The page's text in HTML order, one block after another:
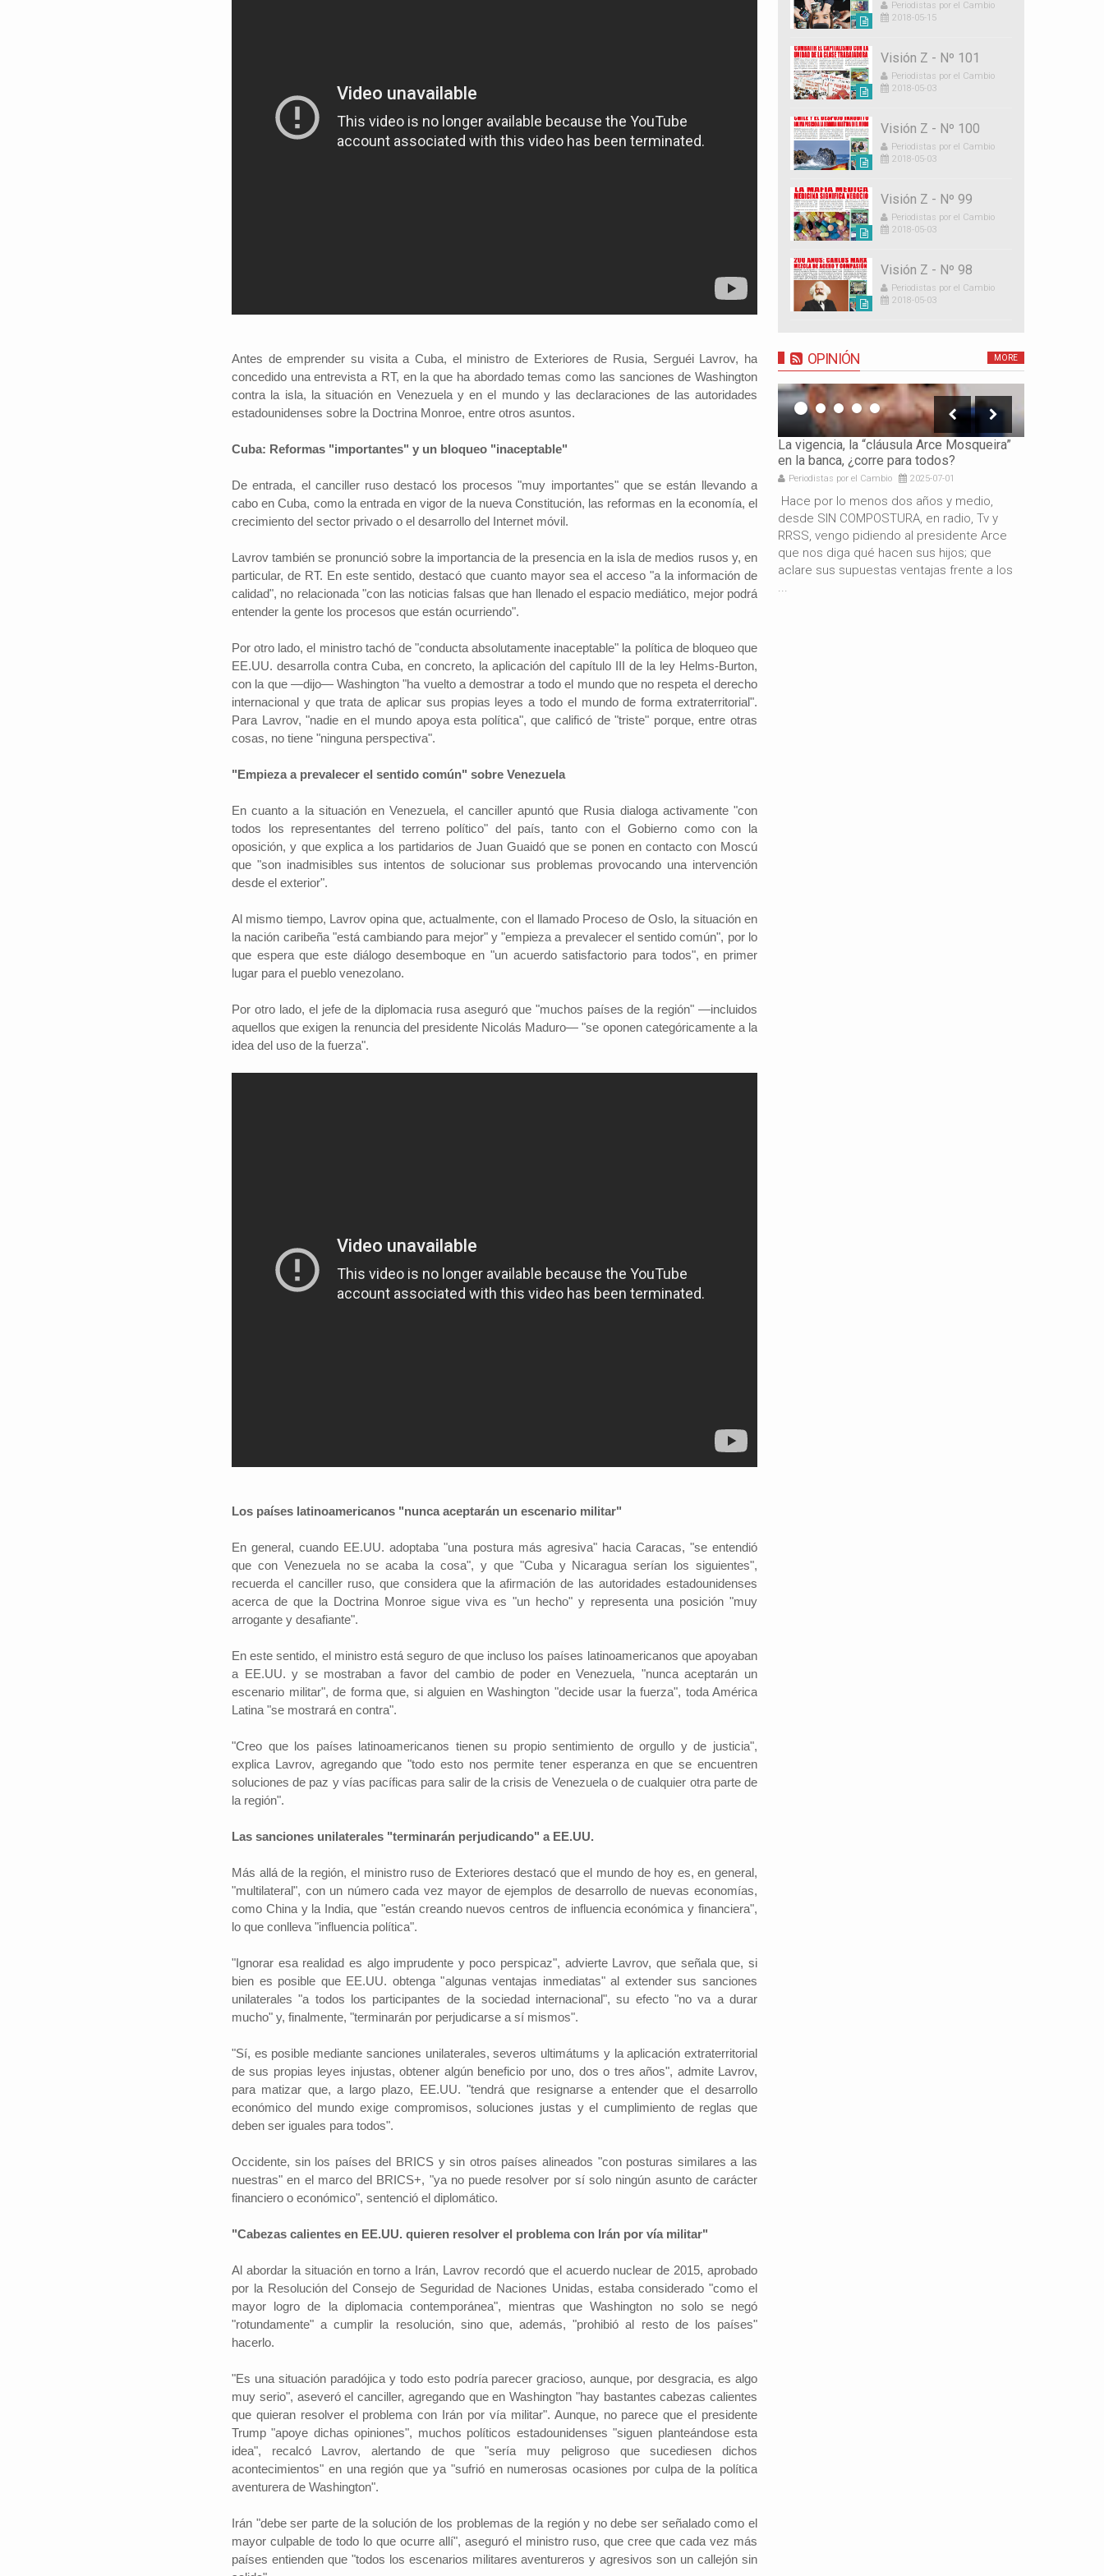
Antes de emprender su visita a Cuba, el ministro de Exteriores de Rusia, Serguéi Lavrov, ha
concedido una entrevista a RT, en la que ha abordado temas como las sanciones de Washington
contra la isla, la situación en Venezuela y en el mundo y las declaraciones de las autoridades
estadounidenses sobre la Doctrina Monroe, entre otros asuntos.
Cuba: Reformas "importantes" y un bloqueo "inaceptable"
De entrada, el canciller ruso destacó los procesos "muy importantes" que se están llevando a
cabo en Cuba, como la entrada en vigor de la nueva Constitución, las reformas en la economía, el
crecimiento del sector privado o el desarrollo del Internet móvil.
Lavrov también se pronunció sobre la importancia de la presencia en la isla de medios rusos y, en
particular, de RT. En este sentido, destacó que cuanto mayor sea el acceso "a la información de
calidad", no relacionada "con las noticias falsas que han llenado el espacio mediático, mejor podrá
entender la gente los procesos que están ocurriendo".
Por otro lado, el ministro tachó de "conducta absolutamente inaceptable" la política de bloqueo que
EE.UU. desarrolla contra Cuba, en concreto, la aplicación del capítulo III de la ley Helms-Burton,
con la que —dijo— Washington "ha vuelto a demostrar a todo el mundo que no respeta el derecho
internacional y que trata de aplicar sus propias leyes a todo el mundo de forma extraterritorial".
Para Lavrov, "nadie en el mundo apoya esta política", que calificó de "triste" porque, entre otras
cosas, no tiene "ninguna perspectiva".
"Empieza a prevalecer el sentido común" sobre Venezuela
En cuanto a la situación en Venezuela, el canciller apuntó que Rusia dialoga activamente "con
todos los representantes del terreno político" del país, tanto con el Gobierno como con la
oposición, y que explica a los partidarios de Juan Guaidó que se ponen en contacto con Moscú
que "son inadmisibles sus intentos de solucionar sus problemas provocando una intervención
desde el exterior".
Al mismo tiempo, Lavrov opina que, actualmente, con el llamado Proceso de Oslo, la situación en
la nación caribeña "está cambiando para mejor" y "empieza a prevalecer el sentido común", por lo
que espera que este diálogo desemboque en "un acuerdo satisfactorio para todos", en primer
lugar para el pueblo venezolano.
Por otro lado, el jefe de la diplomacia rusa aseguró que "muchos países de la región" —incluidos
aquellos que exigen la renuncia del presidente Nicolás Maduro— "se oponen categóricamente a la
idea del uso de la fuerza".
Los países latinoamericanos "nunca aceptarán un escenario militar"
En general, cuando EE.UU. adoptaba "una postura más agresiva" hacia Caracas, "se entendió
que con Venezuela no se acaba la cosa", y que "Cuba y Nicaragua serían los siguientes",
recuerda el canciller ruso, que considera que la afirmación de las autoridades estadounidenses
acerca de que la Doctrina Monroe sigue viva es "un hecho" y representa una posición "muy
arrogante y desafiante".
En este sentido, el ministro está seguro de que incluso los países latinoamericanos que apoyaban
a EE.UU. y se mostraban a favor del cambio de poder en Venezuela, "nunca aceptarán un
escenario militar", de forma que, si alguien en Washington "decide usar la fuerza", toda América
Latina "se mostrará en contra".
"Creo que los países latinoamericanos tienen su propio sentimiento de orgullo y de justicia",
explica Lavrov, agregando que "todo esto nos permite tener esperanza en que se encuentren
soluciones de paz y vías pacíficas para salir de la crisis de Venezuela o de cualquier otra parte de
la región".
Las sanciones unilaterales "terminarán perjudicando" a EE.UU.
Más allá de la región, el ministro ruso de Exteriores destacó que el mundo de hoy es, en general,
"multilateral", con un número cada vez mayor de ejemplos de desarrollo de nuevas economías,
como China y la India, que "están creando nuevos centros de influencia económica y financiera",
lo que conlleva "influencia política".
"Ignorar esa realidad es algo imprudente y poco perspicaz", advierte Lavrov, que señala que, si
bien es posible que EE.UU. obtenga "algunas ventajas inmediatas" al extender sus sanciones
unilaterales "a todos los participantes de la sociedad internacional", su efecto "no va a durar
mucho" y, finalmente, "terminarán por perjudicarse a sí mismos".
"Sí, es posible mediante sanciones unilaterales, severos ultimátums y la aplicación extraterritorial
de sus propias leyes injustas, obtener algún beneficio por uno, dos o tres años", admite Lavrov,
para matizar que, a largo plazo, EE.UU. "tendrá que resignarse a entender que el desarrollo
económico del mundo exige compromisos, soluciones justas y el cumplimiento de reglas que
deben ser iguales para todos".
Occidente, sin los países del BRICS y sin otros países alineados "con posturas similares a las
nuestras" en el marco del BRICS+, "ya no puede resolver por sí solo ningún asunto de carácter
financiero o económico", sentenció el diplomático.
"Cabezas calientes en EE.UU. quieren resolver el problema con Irán por vía militar"
Al abordar la situación en torno a Irán, Lavrov recordó que el acuerdo nuclear de 2015, aprobado
por la Resolución del Consejo de Seguridad de Naciones Unidas, estaba considerado "como el
mayor logro de la diplomacia contemporánea", mientras que Washington no solo se negó
"rotundamente" a cumplir la resolución, sino que, además, "prohibió al resto de los países"
hacerlo.
"Es una situación paradójica y todo esto podría parecer gracioso, aunque, por desgracia, es algo
muy serio", aseveró el canciller, agregando que en Washington "hay bastantes cabezas calientes
que quieran resolver el problema con Irán por vía militar". Aunque, no parece que el presidente
Trump "apoye dichas opiniones", muchos políticos estadounidenses "siguen planteándose esta
idea", recalcó Lavrov, alertando de que "sería muy peligroso que sucediesen dichos
acontecimientos" en una región que ya "sufrió en numerosas ocasiones por culpa de la política
aventurera de Washington".
Irán "debe ser parte de la solución de los problemas de la región y no debe ser señalado como el
mayor culpable de todo lo que ocurre allí", aseguró el ministro ruso, que cree que cada vez más
países entienden que "todos los escenarios militares aventureros y agresivos son un callejón sin
Periodistas por el Cambio
2018-05-15
Visión Z - Nº 101
Periodistas por el Cambio
2018-05-03
Visión Z - Nº 100
Periodistas por el Cambio
2018-05-03
Visión Z - Nº 99
Periodistas por el Cambio
2018-05-03
Visión Z - Nº 98
Periodistas por el Cambio
2018-05-03
OPINIÓN MORE
#iloveSCZ
Autor: Daniel Hinojosa, es economista
político.La economía del departamento de
Santa Cruz representa alrededor de un
nacional y está basada en la producci...
Investigador: Los medios de comunicación
Periodistas por el Cambio 2022-07-20
España indicó que una sociedad que es
permisiva con la violencia está expresando
investigador y director del Instituto de
Investigaciones Sociológicas (IDI...
La vigencia, la “cláusula Arce Mosqueira”
en la banca, ¿corre para todos?
Periodistas por el Cambio 2025-07-01
Hace por lo menos dos años y medio,
desde SIN COMPOSTURA, en radio, Tv y
RRSS, vengo pidiendo al presidente Arce
que nos diga qué hacen sus hijos; que
aclare sus supuestas ventajas frente a los
...